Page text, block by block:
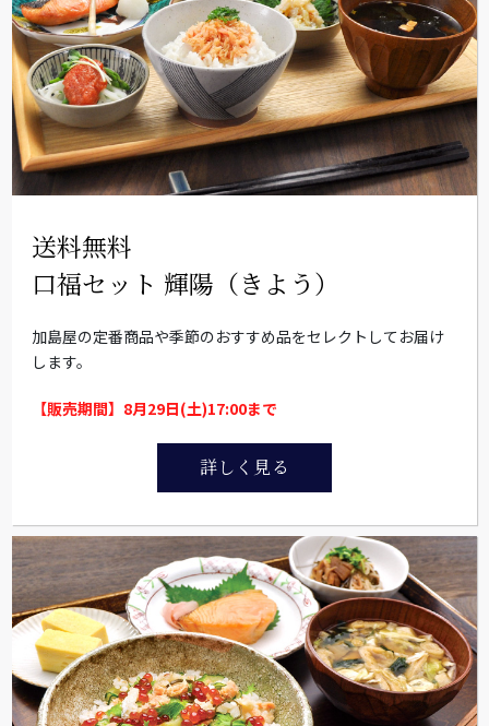
送料無料
口福セット 輝陽（きよう）
加島屋の定番商品や季節のおすすめ品をセレクトしてお届け
します。
【販売期間】8月29日(土)17:00まで
詳しく見る